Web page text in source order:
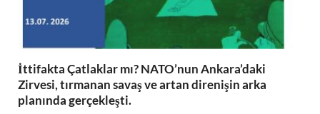
İttifakta Çatlaklar mı? NATO’nun Ankara’daki
Zirvesi, tırmanan savaş ve artan direnişin arka
planında gerçekleşti.